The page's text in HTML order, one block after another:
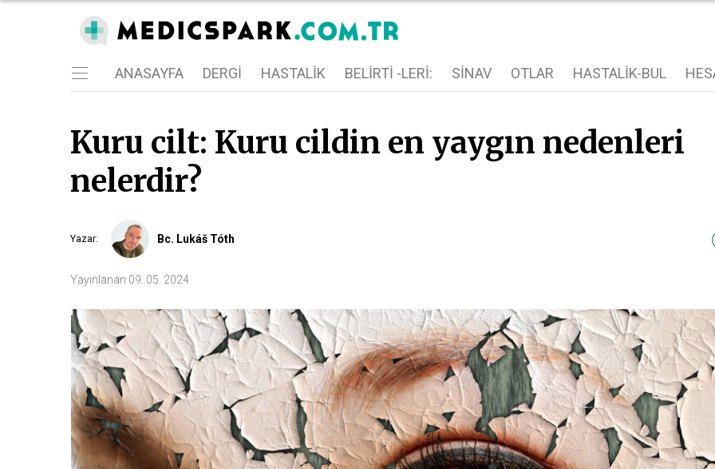
ANASAYFA DERGI HASTALIK BELIRTI -LERI: SINAV OTLAR HASTALIK-BUL
Kuru cilt: Kuru cildin en yaygın nedenleri
nelerdir?
Yazar: Bc. Lukáš Tóth
Yayınlanan 09. 05. 2024